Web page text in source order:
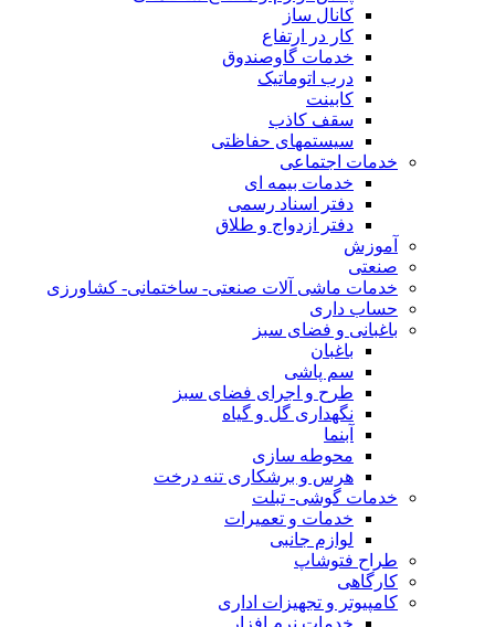
کانال ساز
کار در ارتفاع
خدمات گاوصندوق
درب اتوماتیک
کابینت
سقف کاذب
سیستمهای حفاظتی
خدمات اجتماعی
خدمات بیمه ای
دفتر اسناد رسمی
دفتر ازدواج و طلاق
آموزش
صنعتی
خدمات ماشی آلات صنعتی- ساختمانی- کشاورزی
حساب داری
باغبانی و فضای سبز
باغبان
سم پاشی
طرح و اجرای فضای سبز
نگهداری گل و گیاه
آبنما
محوطه سازی
هرس و برشکاری تنه درخت
خدمات گوشی- تبلت
خدمات و تعمیرات
لوازم جانبی
طراح فتوشاپ
کارگاهی
کامپیوتر و تجهیزات اداری